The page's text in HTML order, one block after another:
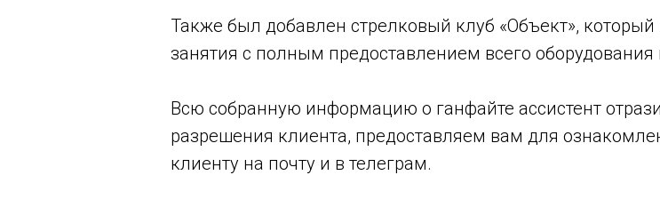
Также был добавлен стрелковый клуб «Объект»,
занятия с полным предоставлением всего
Всю собранную информацию о ганфайте ассистент
разрешения клиента, предоставляем вам для
клиенту на почту и в телеграм.